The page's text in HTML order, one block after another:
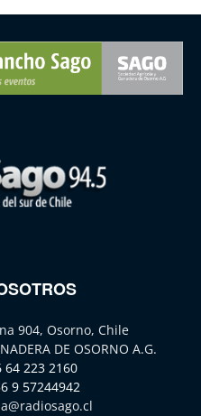
904, Osorno, Chile
DE OSORNO A.G.
64 223 2160
9 57244942